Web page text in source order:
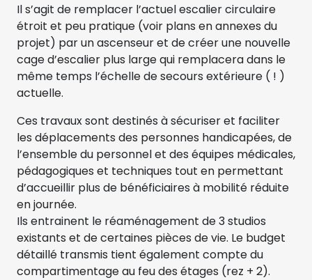
Il s’agit de remplacer l’actuel escalier circulaire
étroit et peu pratique (voir plans en annexes du
projet) par un ascenseur et de créer une nouvelle
cage d’escalier plus large qui remplacera dans le
même temps l’échelle de secours extérieure ( ! )
actuelle.
Ces travaux sont destinés à sécuriser et faciliter
les déplacements des personnes handicapées, de
l’ensemble du personnel et des équipes médicales,
pédagogiques et techniques tout en permettant
d’accueillir plus de bénéficiaires à mobilité réduite
en journée.
Ils entrainent le réaménagement de 3 studios
existants et de certaines pièces de vie. Le budget
détaillé transmis tient également compte du
compartimentage au feu des étages (rez + 2).